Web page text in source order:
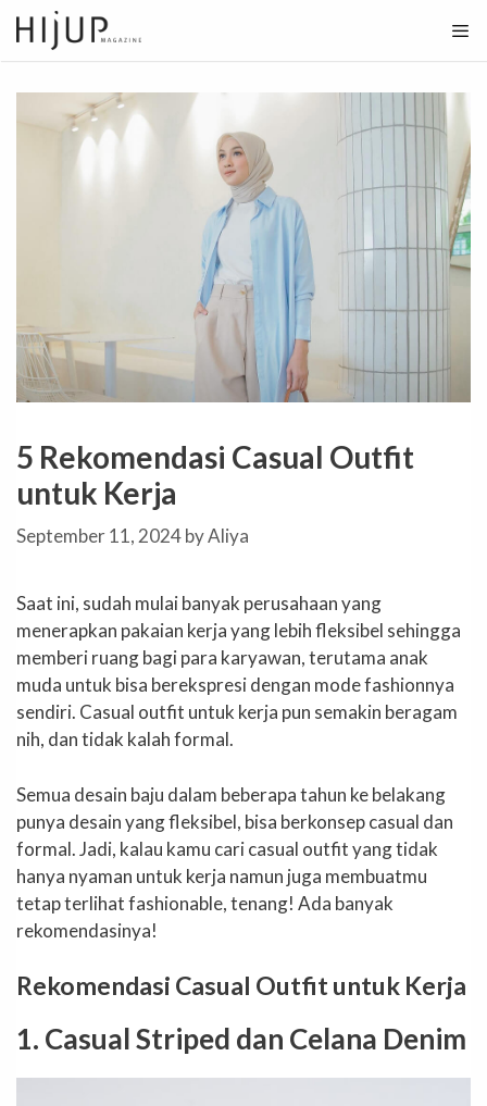
Skip
to
content
5 Rekomendasi Casual Outfit
untuk Kerja
September 11, 2024byAliya
Saat ini, sudah mulai banyak perusahaan yang
menerapkan pakaian kerja yang lebih fleksibel sehingga
memberi ruang bagi para karyawan, terutama anak
muda untuk bisa berekspresi dengan mode fashionnya
sendiri. Casual outfit untuk kerja pun semakin beragam
nih, dan tidak kalah formal.
Semua desain baju dalam beberapa tahun ke belakang
punya desain yang fleksibel, bisa berkonsep casual dan
formal. Jadi, kalau kamu cari casual outfit yang tidak
hanya nyaman untuk kerja namun juga membuatmu
tetap terlihat fashionable, tenang! Ada banyak
rekomendasinya!
Rekomendasi Casual Outfit untuk Kerja
1. Casual Striped dan Celana Denim